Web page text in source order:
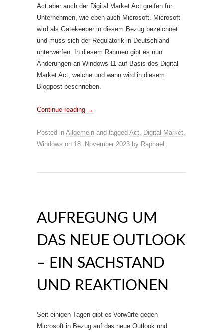
Act aber auch der Digital Market Act greifen für
Unternehmen, wie eben auch Microsoft. Microsoft
wird als Gatekeeper in diesem Bezug bezeichnet
und muss sich der Regulatorik in Deutschland
unterwerfen. In diesem Rahmen gibt es nun
Änderungen an Windows 11 auf Basis des Digital
Market Act, welche und wann wird in diesem
Blogpost beschrieben.
Continue reading →
Posted in Allgemein and tagged Act, Digital Market,
Windows on 18. November 2023 by Raphael .
AUFREGUNG UM
DAS NEUE OUTLOOK
– EIN SACHSTAND
UND REAKTIONEN
Seit einigen Tagen gibt es Vorwürfe gegen
Microsoft in Bezug auf das neue Outlook und